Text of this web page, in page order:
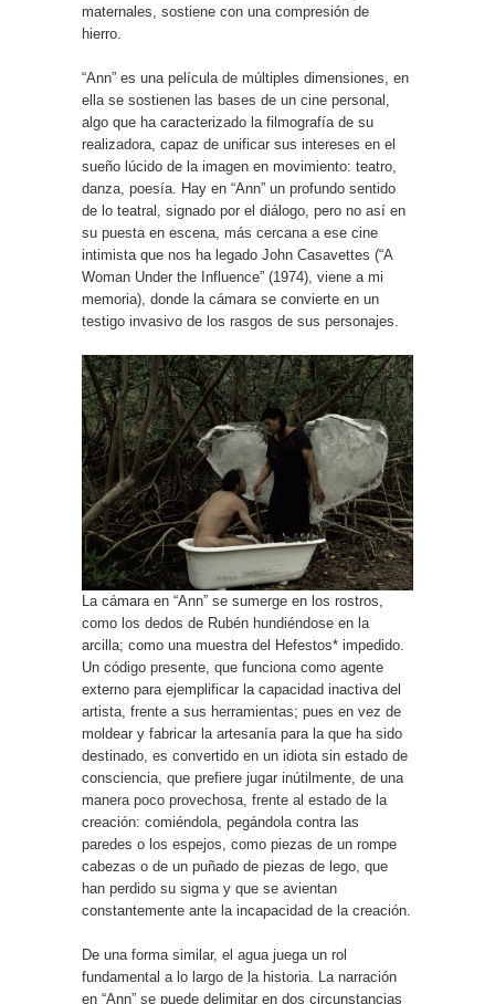
maternales, sostiene con una compresión de
hierro.
“Ann” es una película de múltiples dimensiones, en
ella se sostienen las bases de un cine personal,
algo que ha caracterizado la filmografía de su
realizadora, capaz de unificar sus intereses en el
sueño lúcido de la imagen en movimiento: teatro,
danza, poesía. Hay en “Ann” un profundo sentido
de lo teatral, signado por el diálogo, pero no así en
su puesta en escena, más cercana a ese cine
intimista que nos ha legado John Casavettes (“A
Woman Under the Influence” (1974), viene a mi
memoria), donde la cámara se convierte en un
testigo invasivo de los rasgos de sus personajes.
La cámara en “Ann” se sumerge en los rostros,
como los dedos de Rubén hundiéndose en la
arcilla; como una muestra del Hefestos* impedido.
Un código presente, que funciona como agente
externo para ejemplificar la capacidad inactiva del
artista, frente a sus herramientas; pues en vez de
moldear y fabricar la artesanía para la que ha sido
destinado, es convertido en un idiota sin estado de
consciencia, que prefiere jugar inútilmente, de una
manera poco provechosa, frente al estado de la
creación: comiéndola, pegándola contra las
paredes o los espejos, como piezas de un rompe
cabezas o de un puñado de piezas de lego, que
han perdido su sigma y que se avientan
constantemente ante la incapacidad de la creación.
De una forma similar, el agua juega un rol
fundamental a lo largo de la historia. La narración
en “Ann” se puede delimitar en dos circunstancias